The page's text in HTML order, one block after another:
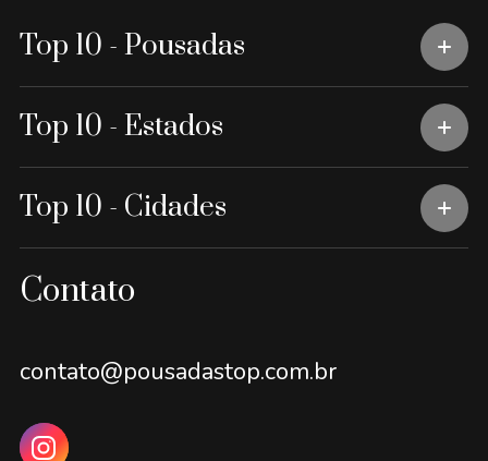
Top 10 - Pousadas
Top 10 - Estados
Top 10 - Cidades
Contato
contato@pousadastop.com.br